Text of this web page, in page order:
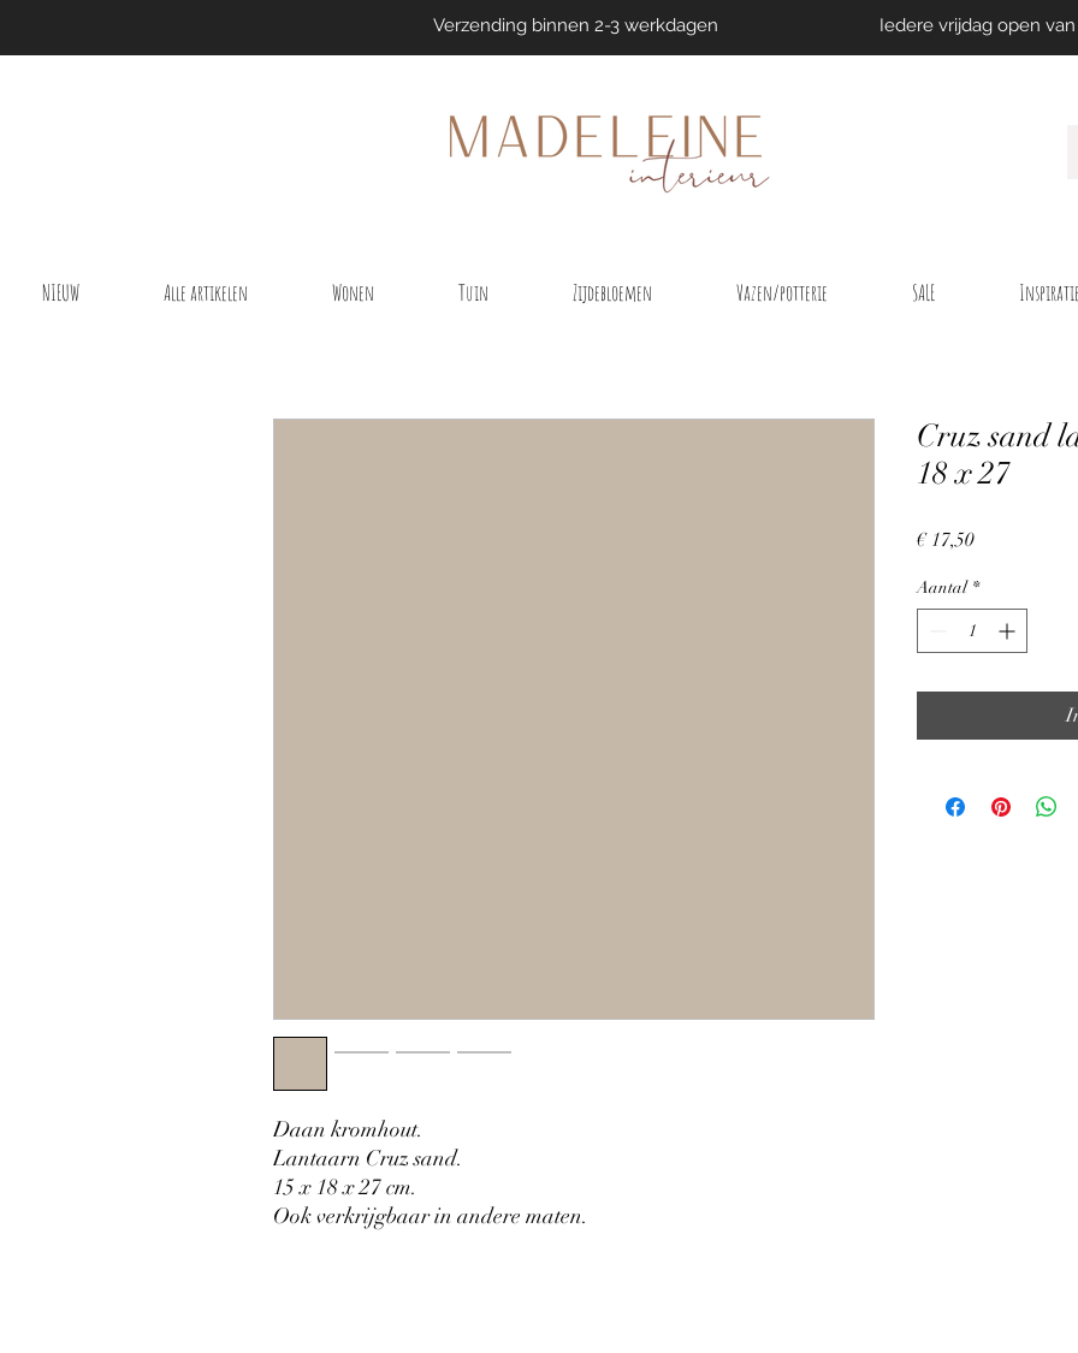
Verzending binnen 2-3 werkdagen Iedere vrijdag open van
Daan kromhout.
Lantaarn Cruz sand.
15 x 18 x 27 cm.
Ook verkrijgbaar in andere maten.
Cruz sand
18 x 27
€ 17,50Prijs
Aantal *
NIEUW Alle artikelen Wonen Tuin Zijdebloemen Vazen/potterie SALE Inspiratie